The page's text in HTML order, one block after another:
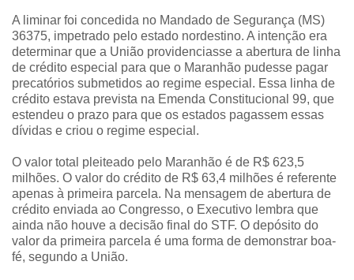
A liminar foi concedida no Mandado de Segurança (MS)
36375, impetrado pelo estado nordestino. A intenção era
determinar que a União providenciasse a abertura de linha
de crédito especial para que o Maranhão pudesse pagar
precatórios submetidos ao regime especial. Essa linha de
crédito estava prevista na Emenda Constitucional 99, que
estendeu o prazo para que os estados pagassem essas
dívidas e criou o regime especial.
O valor total pleiteado pelo Maranhão é de R$ 623,5
milhões. O valor do crédito de R$ 63,4 milhões é referente
apenas à primeira parcela. Na mensagem de abertura de
crédito enviada ao Congresso, o Executivo lembra que
ainda não houve a decisão final do STF. O depósito do
valor da primeira parcela é uma forma de demonstrar boa-
fé, segundo a União.